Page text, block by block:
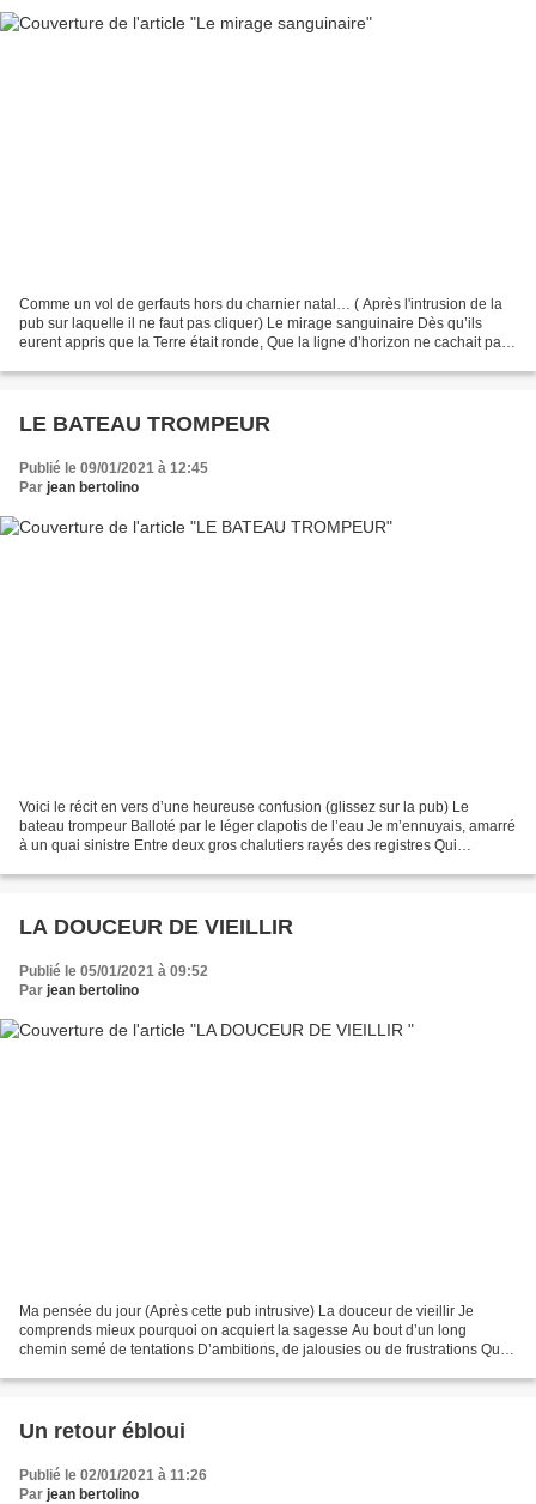
Comme un vol de gerfauts hors du charnier natal… ( Après l'intrusion de la
pub sur laquelle il ne faut pas cliquer) Le mirage sanguinaire Dès qu’ils
eurent appris que la Terre était ronde, Que la ligne d’horizon ne cachait pas
LE BATEAU TROMPEUR
Publié le 09/01/2021 à 12:45
Par jean bertolino
Voici le récit en vers d’une heureuse confusion (glissez sur la pub) Le
bateau trompeur Balloté par le léger clapotis de l’eau Je m’ennuyais, amarré
à un quai sinistre Entre deux gros chalutiers rayés des registres Qui
LA DOUCEUR DE VIEILLIR
Publié le 05/01/2021 à 09:52
Par jean bertolino
Ma pensée du jour (Après cette pub intrusive) La douceur de vieillir Je
comprends mieux pourquoi on acquiert la sagesse Au bout d’un long
chemin semé de tentations D’ambitions, de jalousies ou de frustrations Qui
Un retour ébloui
Publié le 02/01/2021 à 11:26
Par jean bertolino